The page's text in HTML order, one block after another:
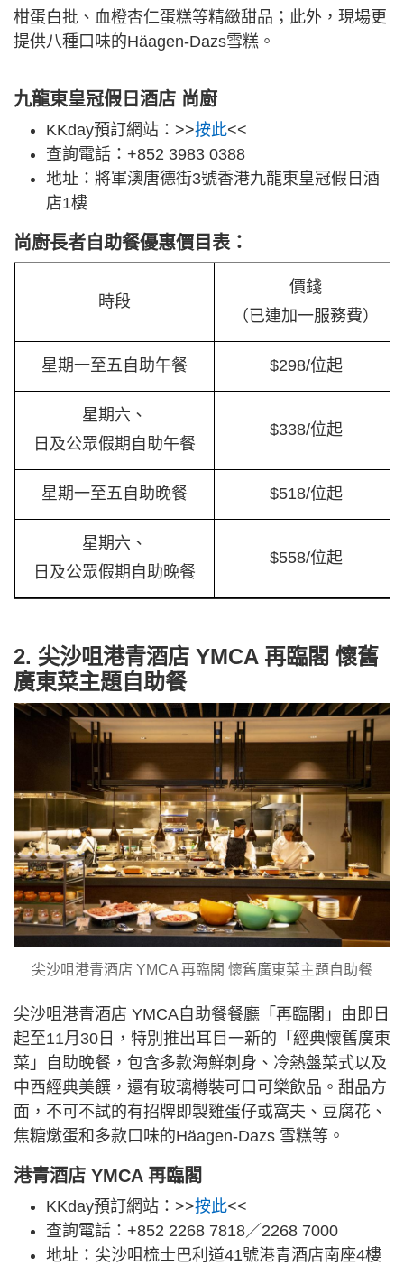
柑蛋白批、血橙杏仁蛋糕等精緻甜品；此外，現場更
提供八種口味的Häagen-Dazs雪糕。
九龍東皇冠假日酒店 尚廚
KKday預訂網站：>>按此<<
查詢電話：+852 3983 0388
地址：將軍澳唐德街3號香港九龍東皇冠假日酒
店1樓
尚廚長者自助餐優惠價目表：
時段
價錢
（已連加一服務費）
星期一至五自助午餐 $298/位起
星期六、
日及公眾假期自助午餐
$338/位起
星期一至五自助晚餐 $518/位起
星期六、
日及公眾假期自助晚餐
$558/位起
2. 尖沙咀港青酒店 YMCA 再臨閣 懷舊
廣東菜主題自助餐
尖沙咀港青酒店 YMCA 再臨閣 懷舊廣東菜主題自助餐
尖沙咀港青酒店 YMCA自助餐餐廳「再臨閣」由即日
起至11月30日，特別推出耳目一新的「經典懷舊廣東
菜」自助晚餐，包含多款海鮮刺身、冷熱盤菜式以及
中西經典美饌，還有玻璃樽裝可口可樂飲品。甜品方
面，不可不試的有招牌即製雞蛋仔或窩夫、豆腐花、
焦糖燉蛋和多款口味的Häagen-Dazs 雪糕等。
港青酒店 YMCA 再臨閣
KKday預訂網站：>>按此<<
查詢電話：+852 2268 7818／2268 7000
地址：尖沙咀梳士巴利道41號港青酒店南座4樓